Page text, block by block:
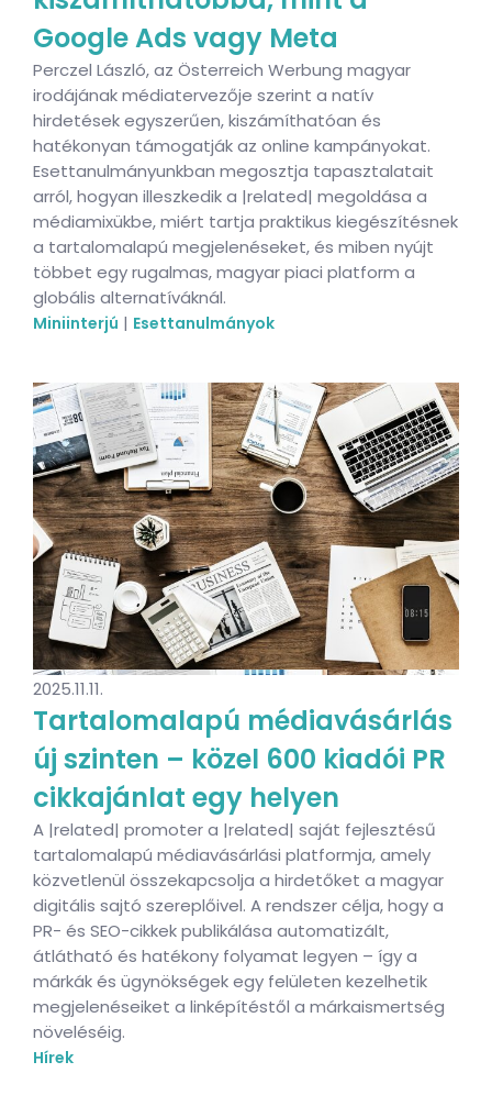
Google Ads vagy Meta
Perczel László, az Österreich Werbung magyar
irodájának médiatervezője szerint a natív
hirdetések egyszerűen, kiszámíthatóan és
hatékonyan támogatják az online kampányokat.
Esettanulmányunkban megosztja tapasztalatait
arról, hogyan illeszkedik a |related| megoldása a
médiamixükbe, miért tartja praktikus kiegészítésnek
a tartalomalapú megjelenéseket, és miben nyújt
többet egy rugalmas, magyar piaci platform a
globális alternatíváknál.
Miniinterjú | Esettanulmányok
2025.11.11.
Tartalomalapú médiavásárlás
új szinten – közel 600 kiadói PR
cikkajánlat egy helyen
A |related| promoter a |related| saját fejlesztésű
tartalomalapú médiavásárlási platformja, amely
közvetlenül összekapcsolja a hirdetőket a magyar
digitális sajtó szereplőivel. A rendszer célja, hogy a
PR- és SEO-cikkek publikálása automatizált,
átlátható és hatékony folyamat legyen – így a
márkák és ügynökségek egy felületen kezelhetik
megjelenéseiket a linképítéstől a márkaismertség
növeléséig.
Hírek